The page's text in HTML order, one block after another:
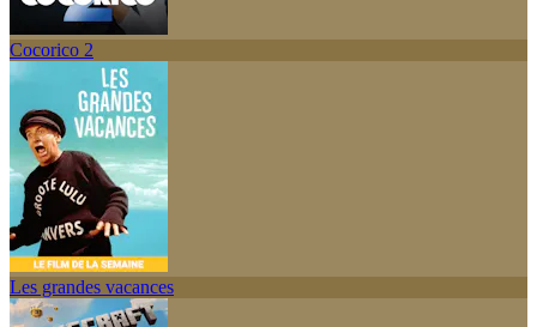
Cocorico 2
Les grandes vacances